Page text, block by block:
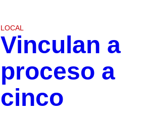
LOCAL
Vinculan a
proceso a
cinco